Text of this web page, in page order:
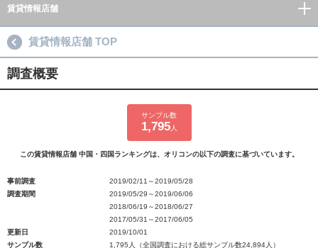
賃貸情報店舗
賃貸情報店舗 TOP
調査概要
サンプル数
1,795人
この賃貸情報店舗 中国・四国ランキングは、オリコンの以下の調査に基づいています。
事前調査
2019/02/11～2019/05/28
調査期間
2019/05/29～2019/06/06
2018/06/19～2018/06/27
2017/05/31～2017/06/05
更新日
2019/10/01
サンプル数
1,795人（全国調査における総サンプル数24,894人）